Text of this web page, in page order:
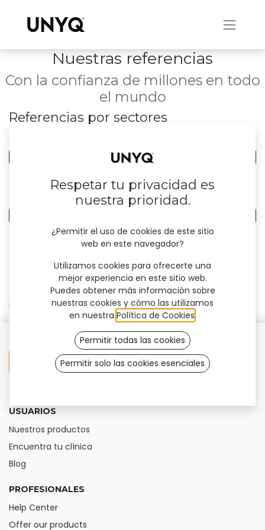
Nuestras referencias
Con la confianza de millones en todo
el mundo
Referencias por sectores
Referencias por país
No se ha encontrado ningún resultado
USUARIOS
Nuestros productos
Encuentra tu clínica
Blog
PROFESIONALES
Help Center
Offer our products
Respetar tu privacidad es
nuestra prioridad.
¿Permitir el uso de cookies de este sitio
web en este navegador?
Utilizamos cookies para ofrecerte una
mejor experiencia en este sitio web.
Puedes obtener más información sobre
nuestras cookies y cómo las utilizamos
en nuestra Política de Cookies
Permitir todas las cookies
Permitir solo las cookies esenciales